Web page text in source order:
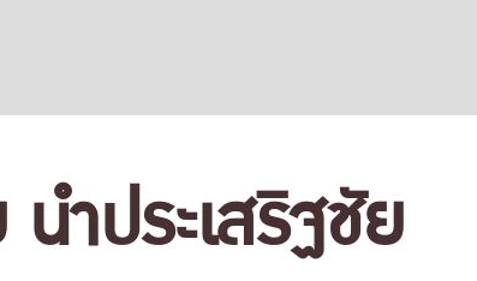
ำประเสริฐชัย